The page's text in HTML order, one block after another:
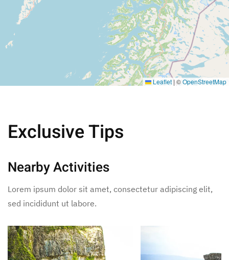
Leaflet | ©OpenStreetMap
Exclusive Tips
Nearby Activities
Lorem ipsum dolor sit amet, consectetur adipiscing elit,
sed incididunt ut labore.